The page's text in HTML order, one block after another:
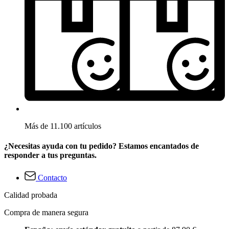
Más de 11.100 artículos
¿Necesitas ayuda con tu pedido? Estamos encantados de
responder a tus preguntas.
Contacto
Calidad probada
Compra de manera segura